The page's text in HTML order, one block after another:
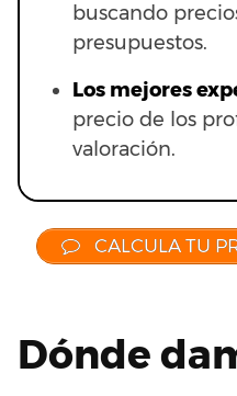
buscando
presupuestos.
Los mejores
precio de los
valoración.
CALCULA TU
Dónde